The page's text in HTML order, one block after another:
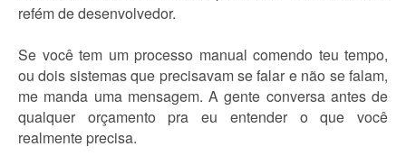
refém de desenvolvedor.
Se você tem um processo manual comendo teu tempo,
ou dois sistemas que precisavam se falar e não se falam,
me manda uma mensagem. A gente conversa antes de
qualquer orçamento pra eu entender o que você
realmente precisa.